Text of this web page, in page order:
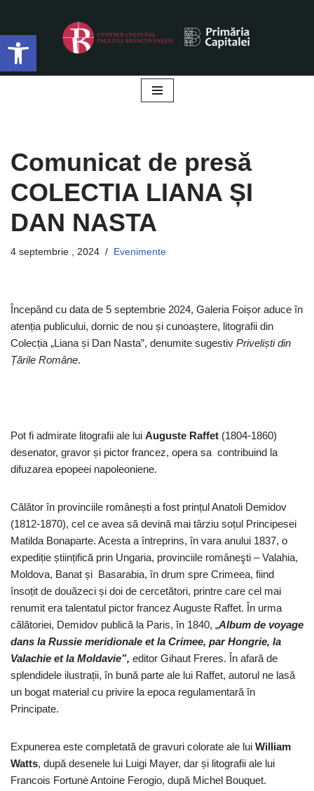
Deschide bara de unelte
Sari
la
conținut
Comunicat de presă
COLECTIA LIANA ȘI
DAN NASTA
4 septembrie , 2024 Evenimente
Începând cu data de 5 septembrie 2024, Galeria Foișor aduce în
atenția publicului, dornic de nou și cunoaștere, litografii din
Colecția „Liana și Dan Nasta”, denumite sugestiv Priveliști din
Țările Române.
Pot fi admirate litografii ale lui Auguste Raffet (1804-1860)
desenator, gravor și pictor francez, opera sa contribuind la
difuzarea epopeei napoleoniene.
Călător în provinciile românești a fost prințul Anatoli Demidov
(1812-1870), cel ce avea să devină mai târziu soțul Principesei
Matilda Bonaparte. Acesta a întreprins, în vara anului 1837, o
expediție științifică prin Ungaria, provinciile româneşti – Valahia,
Moldova, Banat și Basarabia, în drum spre Crimeea, fiind
însoțit de douăzeci și doi de cercetători, printre care cel mai
renumit era talentatul pictor francez Auguste Raffet. În urma
călătoriei, Demidov publică la Paris, în 1840, „Album de voyage
dans la Russie meridionale et la Crimee, par Hongrie, la
Valachie et la Moldavie”, editor Gihaut Freres. În afară de
splendidele ilustrații, în bună parte ale lui Raffet, autorul ne lasă
un bogat material cu privire la epoca regulamentară în
Principate.
Expunerea este completată de gravuri colorate ale lui William
Watts, după desenele lui Luigi Mayer, dar și litografii ale lui
Francois Fortunė Antoine Ferogio, după Michel Bouquet.